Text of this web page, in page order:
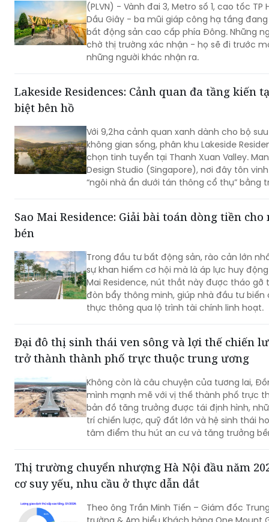
(PLVN) - Vành đai 3, Metro số 1, cao tốc
Dầu Giây - ba mũi giáp công hạ tầng
bất động sản cao cấp phía Đông. Những
chờ thị trường xác nhận - họ sẽ đi trước
những người khác nhận ra.
Lakeside Residences: Cảnh quan đa tầng kiến
biệt bên hồ
Với 9,2ha cảnh quan xanh dành cho bộ
không gian sống, phân khu Lakeside
chọn tinh tuyển tại Thanh Xuan Valley.
Design Studio (Singapore), nơi đây tôn
“ngôi nhà ẩn dưới tán thông cổ thụ” bằng
Sao Mai Residence: Giải bài toán dòng tiền
bén
Trong đầu tư bất động sản, rào cản lớn
sự khan hiếm cơ hội mà là áp lực huy
Mai Residence, nút thắt này được tháo gỡ
đòn bẩy thông minh, giúp nhà đầu tư biến
thực thông qua lộ trình tài chính linh hoạt.
Đại đô thị sinh thái ven sông và lợi thế chiến
trở thành thành phố trực thuộc trung ương
Không còn là câu chuyện của tương lai,
mình mạnh mẽ với vị thế thành phố trực
bản đồ tăng trưởng được tái định hình,
trí chiến lược, quỹ đất lớn và hệ sinh thái
tâm điểm thu hút an cư và tăng trưởng
Thị trường chuyển nhượng Hà Nội đầu năm
cơ suy yếu, nhu cầu ở thực dẫn dắt
Theo ông Trần Minh Tiến – Giám đốc